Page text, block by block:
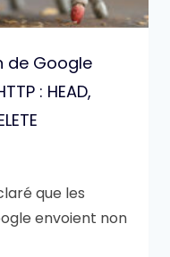
de Google
: HEAD,
que les
envoient non